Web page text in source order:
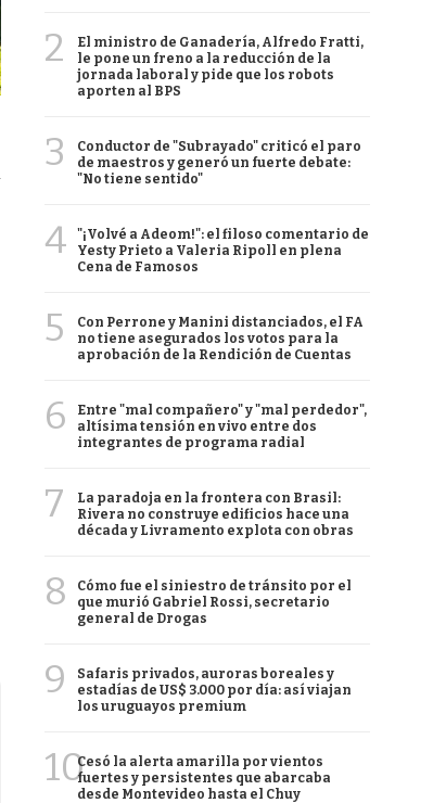
2
El ministro de Ganadería, Alfredo Fratti,
le pone un freno a la reducción de la
jornada laboral y pide que los robots
aporten al BPS
3
Conductor de "Subrayado" criticó el paro
de maestros y generó un fuerte debate:
"No tiene sentido"
4
"¡Volvé a Adeom!": el filoso comentario de
Yesty Prieto a Valeria Ripoll en plena
Cena de Famosos
5
Con Perrone y Manini distanciados, el FA
no tiene asegurados los votos para la
aprobación de la Rendición de Cuentas
6
Entre "mal compañero" y "mal perdedor",
altísima tensión en vivo entre dos
integrantes de programa radial
7
La paradoja en la frontera con Brasil:
Rivera no construye edificios hace una
década y Livramento explota con obras
8
Cómo fue el siniestro de tránsito por el
que murió Gabriel Rossi, secretario
general de Drogas
9
Safaris privados, auroras boreales y
estadías de US$ 3.000 por día: así viajan
los uruguayos premium
10Cesó la alerta amarilla por vientos
fuertes y persistentes que abarcaba
desde Montevideo hasta el Chuy